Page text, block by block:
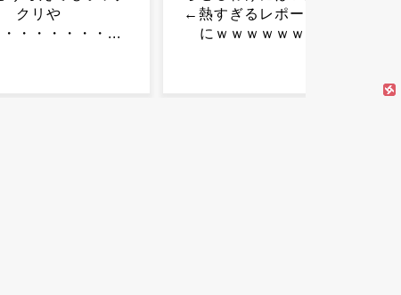
るレポートが話題
ｗｗｗｗｗｗ...